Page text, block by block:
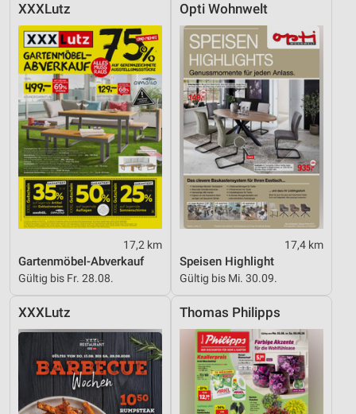
XXXLutz
17,2 km
Gartenmöbel-Abverkauf
Gültig bis Fr. 28.08.
Opti Wohnwelt
17,4 km
Speisen Highlight
Gültig bis Mi. 30.09.
XXXLutz Thomas Philipps